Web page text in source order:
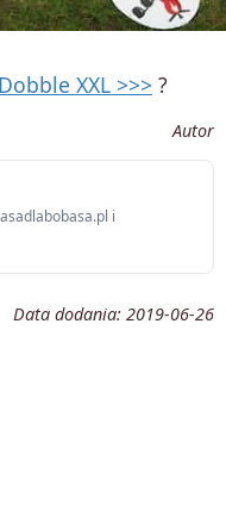
Dobble XXL >>> ?
Autor
i
Data dodania: 2019-06-26